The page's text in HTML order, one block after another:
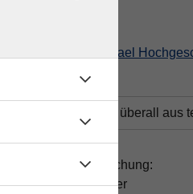
Michael
Im Internet von überall aus
Kontakt:
Fragen zur Buchung:
Sabine Donauer